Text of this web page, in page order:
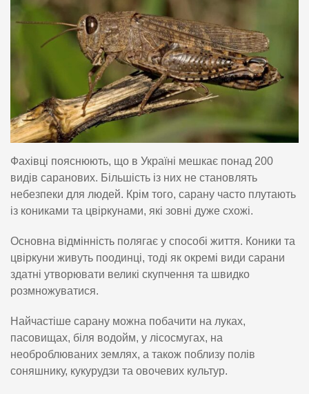
Фахівці пояснюють, що в Україні мешкає понад 200
видів саранових. Більшість із них не становлять
небезпеки для людей. Крім того, сарану часто плутають
із кониками та цвіркунами, які зовні дуже схожі.
Основна відмінність полягає у способі життя. Коники та
цвіркуни живуть поодинці, тоді як окремі види сарани
здатні утворювати великі скупчення та швидко
розмножуватися.
Найчастіше сарану можна побачити на луках,
пасовищах, біля водойм, у лісосмугах, на
необроблюваних землях, а також поблизу полів
соняшнику, кукурудзи та овочевих культур.